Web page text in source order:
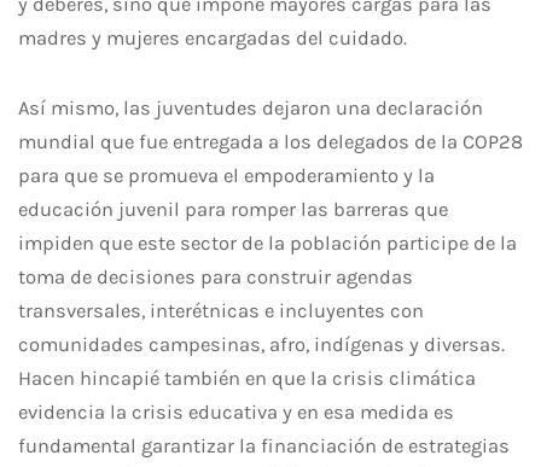
madres y mujeres encargadas del cuidado.
Así mismo, las juventudes dejaron una declaración
mundial que fue entregada a los delegados de la COP28
para que se promueva el empoderamiento y la
educación juvenil para romper las barreras que
impiden que este sector de la población participe de la
toma de decisiones para construir agendas
transversales, interétnicas e incluyentes con
comunidades campesinas, afro, indígenas y diversas.
Hacen hincapié también en que la crisis climática
evidencia la crisis educativa y en esa medida es
fundamental garantizar la financiación de estrategias